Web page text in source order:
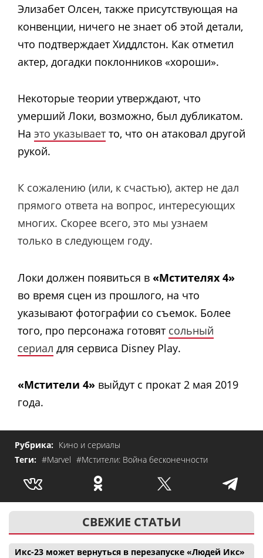
Элизабет Олсен, также присутствующая на
конвенции, ничего не знает об этой детали,
что подтверждает Хиддлстон. Как отметил
актер, догадки поклонников «хороши».
Некоторые теории утверждают, что
умерший Локи, возможно, был дубликатом.
На это указывает то, что он атаковал другой
рукой.
К сожалению (или, к счастью), актер не дал
прямого ответа на вопрос, интересующих
многих. Скорее всего, это мы узнаем
только в следующем году.
Локи должен появиться в «Мстителях 4»
во время сцен из прошлого, на что
указывают фотографии со съемок. Более
того, про персонажа готовят сольный
сериал для сервиса Disney Play.
«Мстители 4» выйдут с прокат 2 мая 2019
года.
Рубрика: Кино и сериалы
Теги: #Marvel #Мстители: Война бесконечности
СВЕЖИЕ СТАТЬИ
Икс-23 может вернуться в перезапуске «Людей Икс»